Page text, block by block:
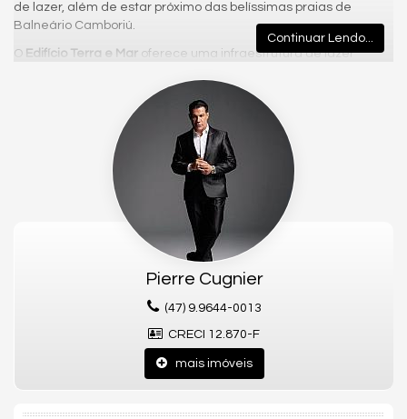
de lazer, além de estar próximo das belíssimas praias de
Balneário Camboriú.
O Edifício Terra e Mar oferece uma infraestrutura de lazer
Entre em contato com nós da Central PR Consultor Executivo
para agendar uma visita, e conhecer esse lindo Apartamento!
Nós da Central de Negócios PR Consultor Executivo & Home
Design, trabalhamos com foco sempre nos melhores imóveis de
Balneário Camboriú e Região. Também garimpamos
oportunidades de investimentos para que você possa ter um
ótimo investimento com a maior segurança, assim realizando
03 Dormitórios sendo 03 Suítes
192m² área total
Mobiliado e Equipado
Continuar Lendo...
Pierre Cugnier
(47) 9.9644-0013
CRECI 12.870-F
mais imóveis